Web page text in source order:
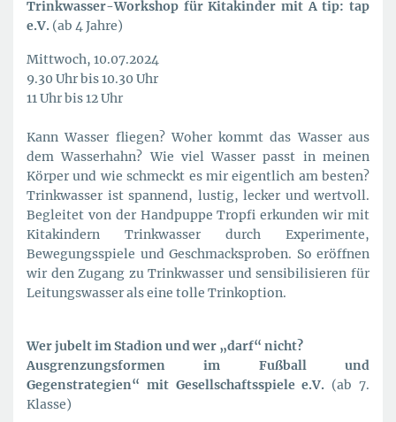
Trinkwasser-Workshop für Kitakinder mit A tip: tap
e.V. (ab 4 Jahre)
Mittwoch, 10.07.2024
9.30 Uhr bis 10.30 Uhr
11 Uhr bis 12 Uhr
Kann Wasser fliegen? Woher kommt das Wasser aus
dem Wasserhahn? Wie viel Wasser passt in meinen
Körper und wie schmeckt es mir eigentlich am besten?
Trinkwasser ist spannend, lustig, lecker und wertvoll.
Begleitet von der Handpuppe Tropfi erkunden wir mit
Kitakindern Trinkwasser durch Experimente,
Bewegungsspiele und Geschmacksproben. So eröffnen
wir den Zugang zu Trinkwasser und sensibilisieren für
Leitungswasser als eine tolle Trinkoption.
Wer jubelt im Stadion und wer „darf“ nicht?
Ausgrenzungsformen im Fußball und
Gegenstrategien“ mit Gesellschaftsspiele e.V. (ab 7.
Klasse)